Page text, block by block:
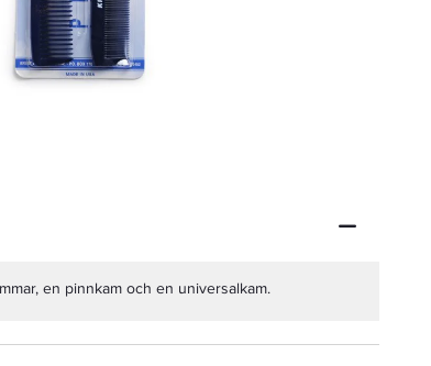
Schwarzkopf Session Label The Mousse
en pinnkam och en universalkam.